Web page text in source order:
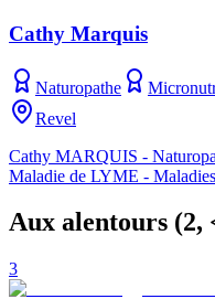
Cathy Marquis
Naturopathe
Revel
Cathy MARQUIS -
Maladie de LYME -
Aux alentours (2,
3